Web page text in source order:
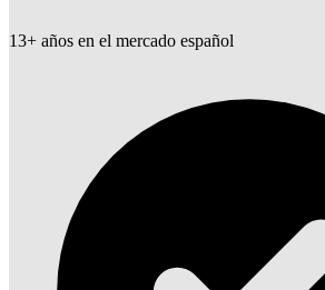
13+ años en el mercado español